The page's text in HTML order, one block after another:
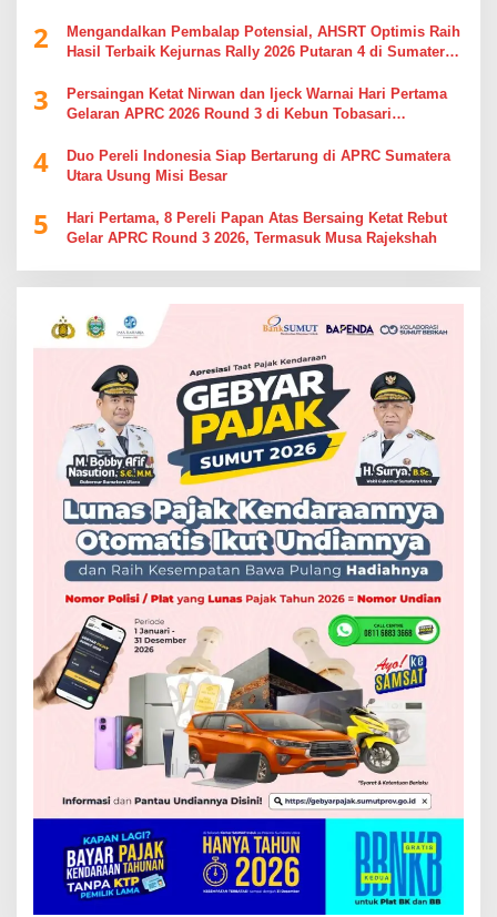
2
Mengandalkan Pembalap Potensial, AHSRT Optimis Raih
Hasil Terbaik Kejurnas Rally 2026 Putaran 4 di Sumatera
3
Persaingan Ketat Nirwan dan Ijeck Warnai Hari Pertama
Gelaran APRC 2026 Round 3 di Kebun Tobasari
4
Duo Pereli Indonesia Siap Bertarung di APRC Sumatera
Utara Usung Misi Besar
5
Hari Pertama, 8 Pereli Papan Atas Bersaing Ketat Rebut
Gelar APRC Round 3 2026, Termasuk Musa Rajekshah